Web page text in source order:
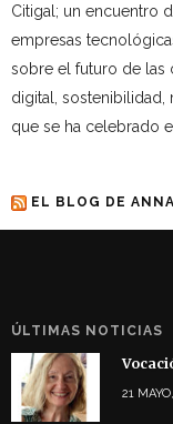
Citigal; un encuentro
empresas
sobre el futuro de las
digital, sostenibilidad,
que se ha celebrado
EL BLOG DE
ÚLTIMAS NOTICIAS
21